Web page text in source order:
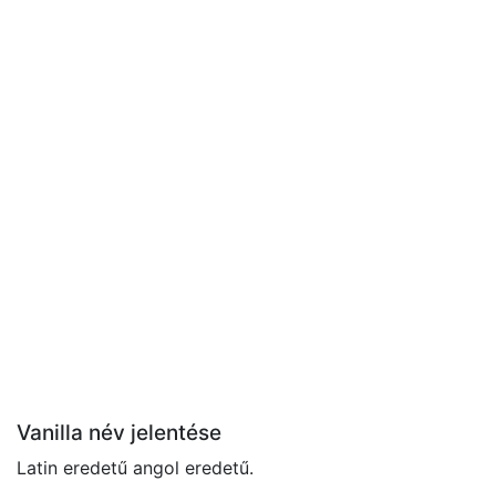
Vanilla név jelentése
Latin eredetű angol eredetű.